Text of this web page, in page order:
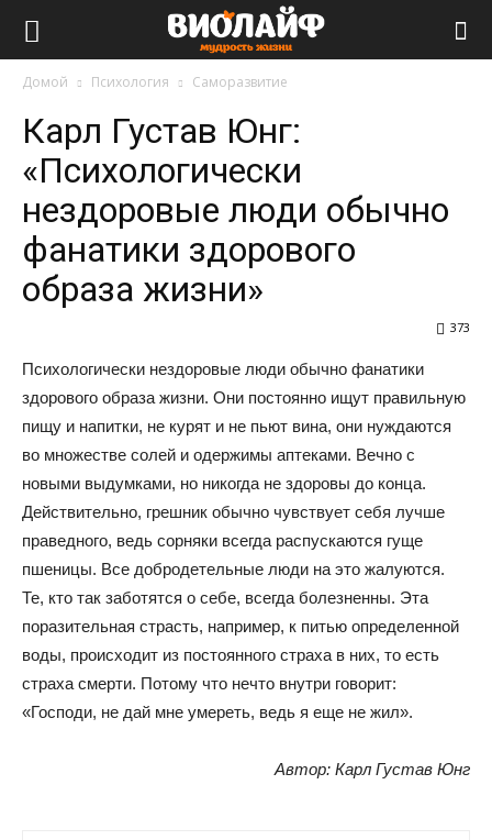
Домой Психология Саморазвитие
Карл Густав Юнг:
«Психологически
нездоровые люди обычно
фанатики здорового
образа жизни»
373
Психологически нездоровые люди обычно фанатики
здорового образа жизни. Они постоянно ищут правильную
пищу и напитки, не курят и не пьют вина, они нуждаются
во множестве солей и одержимы аптеками. Вечно с
новыми выдумками, но никогда не здоровы до конца.
Действительно, грешник обычно чувствует себя лучше
праведного, ведь сорняки всегда распускаются гуще
пшеницы. Все добродетельные люди на это жалуются.
Те, кто так заботятся о себе, всегда болезненны. Эта
поразительная страсть, например, к питью определенной
воды, происходит из постоянного страха в них, то есть
страха смерти. Потому что нечто внутри говорит:
«Господи, не дай мне умереть, ведь я еще не жил».
Автор: Карл Густав Юнг